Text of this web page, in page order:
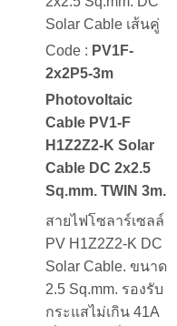
Solar Cable เส้นคู่
Code : PV1F-
2x2P5-3m
Photovoltaic
Cable PV1-F
H1Z2Z2-K Solar
Cable DC 2x2.5
Sq.mm. TWIN 3m.
สายไฟโซลาร์เซลล์
PV H1Z2Z2-K DC
Solar Cable. ขนาด
2.5 Sq.mm. รองรับ
กระแสไม่เกิน 41A